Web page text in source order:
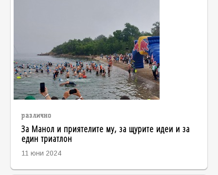
различно
За Манол и приятелите му, за щурите идеи и за
един триатлон
11 юни 2024